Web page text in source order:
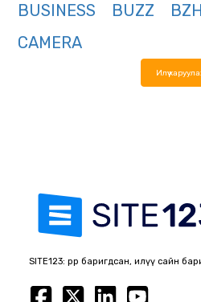
BUSINESS
BUZZ BZH
CAMERA
Илүү
SITE123: өөрөөр баригдсан, илүү сайн